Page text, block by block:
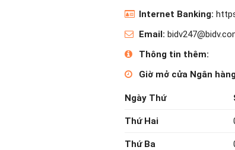
Internet Banking:
Email:
Thông tin thêm:
Giờ mở cửa Ngân
Ngày Thứ
Thứ Hai
Thứ Ba